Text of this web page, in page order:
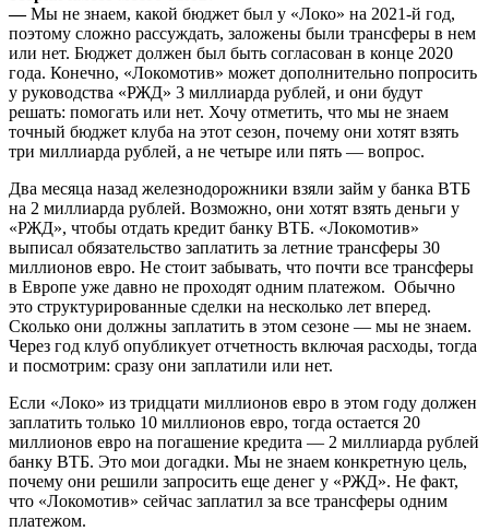
—Мы не знаем, какой бюджет был у «Локо» на 2021-й год,
поэтому сложно рассуждать, заложены были трансферы в нем
или нет. Бюджет должен был быть согласован в конце 2020
года. Конечно, «Локомотив» может дополнительно попросить
у руководства «РЖД» 3 миллиарда рублей, и они будут
решать: помогать или нет. Хочу отметить, что мы не знаем
точный бюджет клуба на этот сезон, почему они хотят взять
три миллиарда рублей, а не четыре или пять — вопрос.
Два месяца назад железнодорожники взяли займ у банка ВТБ
на 2 миллиарда рублей. Возможно, они хотят взять деньги у
«РЖД», чтобы отдать кредит банку ВТБ. «Локомотив»
выписал обязательство заплатить за летние трансферы 30
миллионов евро. Не стоит забывать, что почти все трансферы
в Европе уже давно не проходят одним платежом. Обычно
это структурированные сделки на несколько лет вперед.
Сколько они должны заплатить в этом сезоне — мы не знаем.
Через год клуб опубликует отчетность включая расходы, тогда
и посмотрим: сразу они заплатили или нет.
Если «Локо» из тридцати миллионов евро в этом году должен
заплатить только 10 миллионов евро, тогда остается 20
миллионов евро на погашение кредита — 2 миллиарда рублей
банку ВТБ. Это мои догадки. Мы не знаем конкретную цель,
почему они решили запросить еще денег у «РЖД». Не факт,
что «Локомотив» сейчас заплатил за все трансферы одним
платежом.